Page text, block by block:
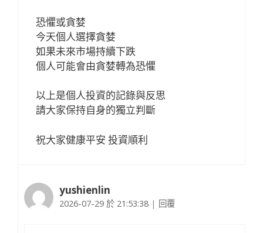
恐懼或貪婪
今天個人選擇貪婪
如果未來市場持續下跌
個人可能會由貪婪轉為恐懼
以上是個人投資的記錄與反思
請大家保持自身的獨立判斷
祝大家健康平安 投資順利
yushienlin
2026-07-29 於 21:53:38 | 回覆